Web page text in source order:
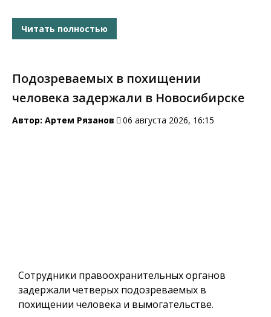
Читать полностью
Подозреваемых в похищении
человека задержали в Новосибирске
Автор: Артем Рязанов 06 августа 2026, 16:15
Сотрудники правоохранительных органов
задержали четверых подозреваемых в
похищении человека и вымогательстве.